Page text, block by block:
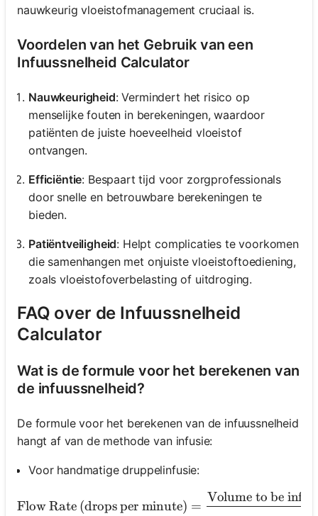
nauwkeurig vloeistofmanagement cruciaal is.
Voordelen van het Gebruik van een
Infuussnelheid Calculator
Nauwkeurigheid: Vermindert het risico op
menselijke fouten in berekeningen, waardoor
patiënten de juiste hoeveelheid vloeistof
ontvangen.
Efficiëntie: Bespaart tijd voor zorgprofessionals
door snelle en betrouwbare berekeningen te
bieden.
Patiëntveiligheid: Helpt complicaties te voorkomen
die samenhangen met onjuiste vloeistoftoediening,
zoals vloeistofoverbelasting of uitdroging.
FAQ over de Infuussnelheid
Calculator
Wat is de formule voor het berekenen van
de infuussnelheid?
De formule voor het berekenen van de infuussnelheid
hangt af van de methode van infusie:
Voor handmatige druppelinfusie:
Flow Rate (drops per minute) =
Volume to be